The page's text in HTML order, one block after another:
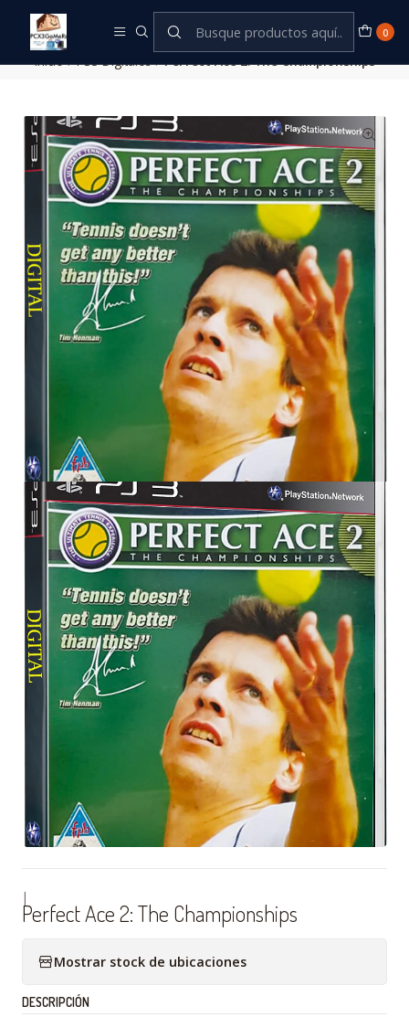
0
Inicio PS3 Digitales Perfect Ace 2: The Championships
|
Perfect Ace 2: The Championships
Mostrar stock de ubicaciones
DESCRIPCIÓN